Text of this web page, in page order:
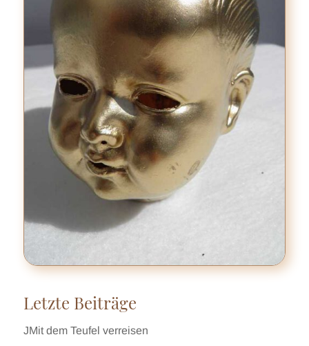
Letzte Beiträge
JMit dem Teufel verreisen